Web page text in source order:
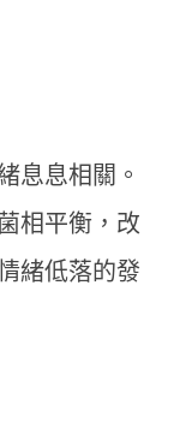
息息相關。
相平衡，改
緒低落的發